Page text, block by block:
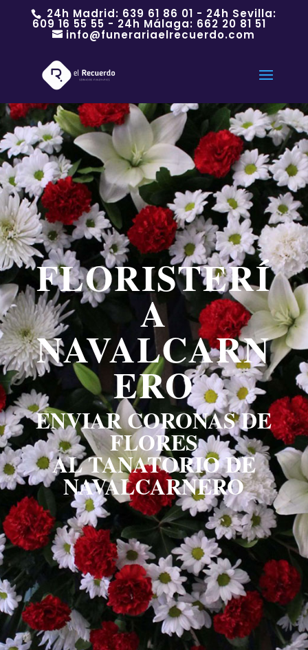
24h Madrid: 639 61 86 01 - 24h Sevilla:
609 16 55 55 - 24h Málaga: 662 20 81 51
info@funerariaelrecuerdo.com
FLORISTERÍ
A
NAVALCARN
ERO
ENVIAR CORONAS DE
FLORES
AL TANATORIO DE
NAVALCARNERO